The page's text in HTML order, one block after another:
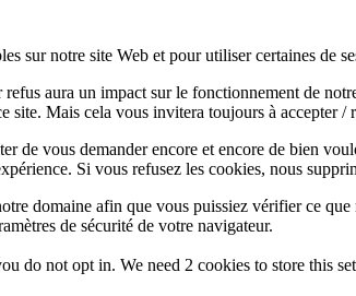
sur notre site Web et pour utiliser certaines de
aura un impact sur le fonctionnement de
site. Mais cela vous invitera toujours à accepter
de vous demander encore et encore de bien
Si vous refusez les cookies, nous
domaine afin que vous puissiez vérifier ce
de sécurité de votre navigateur.
do not opt in. We need 2 cookies to store this